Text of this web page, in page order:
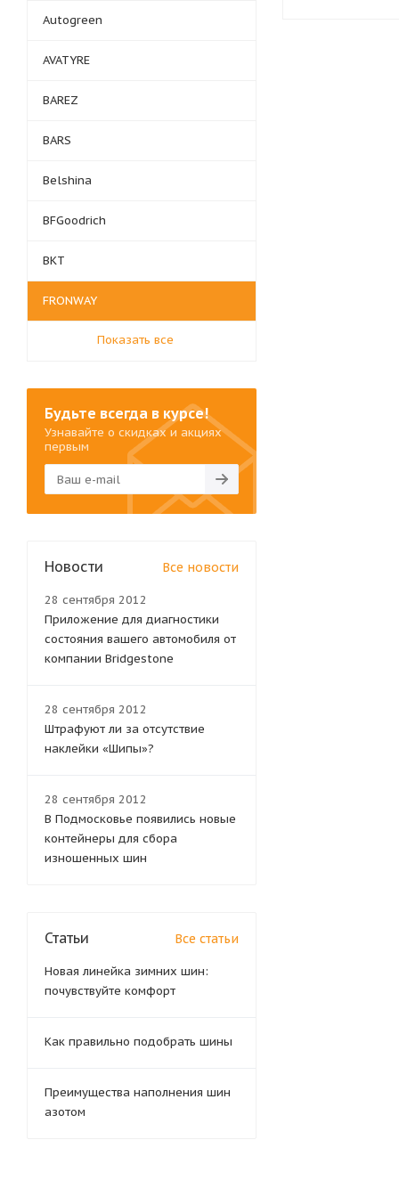
Autogreen
AVATYRE
BAREZ
BARS
Belshina
BFGoodrich
BKT
FRONWAY
Показать все
Будьте всегда в курсе!
Узнавайте о скидках и акциях
первым
Новости Все новости
28 сентября 2012
Приложение для диагностики
состояния вашего автомобиля от
компании Bridgestone
28 сентября 2012
Штрафуют ли за отсутствие
наклейки «Шипы»?
28 сентября 2012
В Подмосковье появились новые
контейнеры для сбора
изношенных шин
Статьи Все статьи
Новая линейка зимних шин:
почувствуйте комфорт
Как правильно подобрать шины
Преимущества наполнения шин
азотом